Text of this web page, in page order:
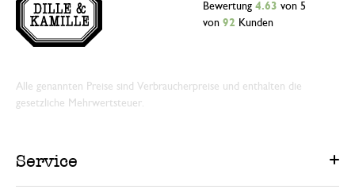
Bewertung 4.63 von 5
von 92 Kunden
Alle genannten Preise sind Verbraucherpreise und enthalten die
gesetzliche Mehrwertsteuer.
Service